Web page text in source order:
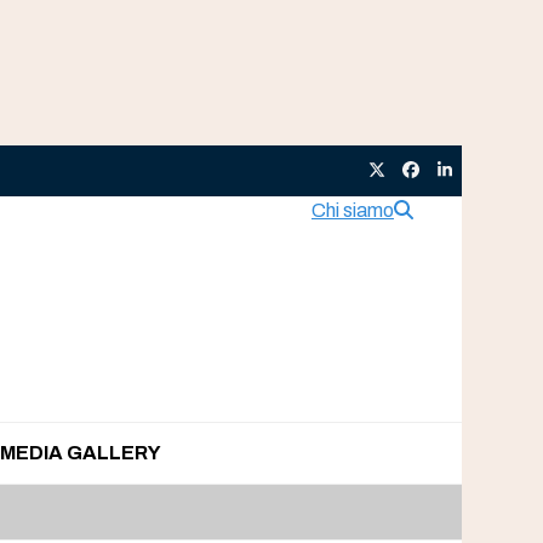
TwitterFacebook
LinkedIn
Chi siamo
MEDIA GALLERY